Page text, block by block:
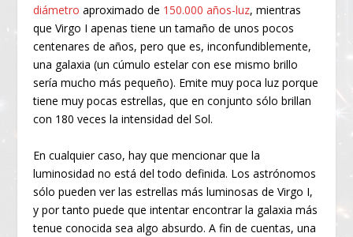
diámetro aproximado de 150.000 años-luz, mientras
que Virgo I apenas tiene un tamaño de unos pocos
centenares de años, pero que es, inconfundiblemente,
una galaxia (un cúmulo estelar con ese mismo brillo
sería mucho más pequeño). Emite muy poca luz porque
tiene muy pocas estrellas, que en conjunto sólo brillan
con 180 veces la intensidad del Sol.
En cualquier caso, hay que mencionar que la
luminosidad no está del todo definida. Los astrónomos
sólo pueden ver las estrellas más luminosas de Virgo I,
y por tanto puede que intentar encontrar la galaxia más
tenue conocida sea algo absurdo. A fin de cuentas, una